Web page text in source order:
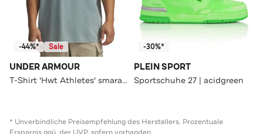
-44%* Sale
UNDER ARMOUR
T-Shirt 'Hwt Athletes' smaragdgrün
-30%*
PLEIN SPORT
Sportschuhe 27 | acidgreen
* Unverbindliche Preisempfehlung des Herstellers. Prozentuale
Ersparnis ggü. der UVP, sofern vorhanden